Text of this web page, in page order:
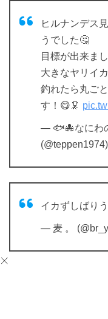
ヒルナンデス
うでした🤔
目標が出来まし
大きなヤリイ
釣れたら丸ご
す！😋🦑
— 🐟🐙なにわ
(@teppen1974)
イカずしばり
— 麦 。